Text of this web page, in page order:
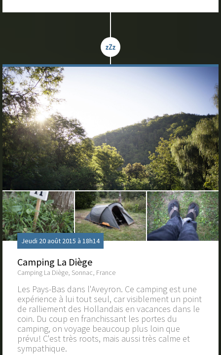
Jeudi 20 août 2015 à 18h14
Camping La Diège
Camping La Diège, Sonnac, France
Les Pays-Bas dans l'Aveyron. Ce camping est une
expérience à lui tout seul, car visiblement un point
de ralliement des Hollandais en vacances dans le
coin. Du coup en franchissant les portes du
camping, on voyage beaucoup plus loin que
prévu! C'est très roots, mais aussi très calme et
sympathique.